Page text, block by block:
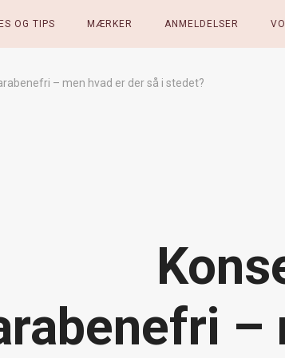
OG TIPS MÆRKER ANMELDELSER
– men hvad er der så i stedet?
–